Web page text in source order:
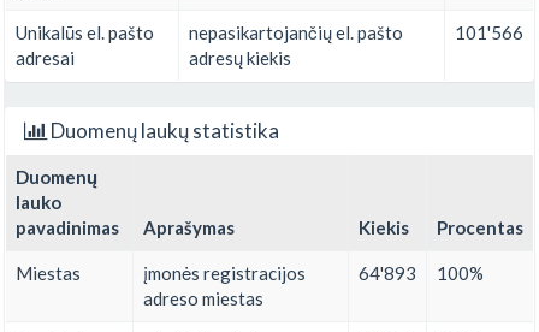
Unikalūs el. pašto
adresai
nepasikartojančių el. pašto
adresų kiekis
101'566
Duomenų laukų statistika
Duomenų
lauko
pavadinimas
Aprašymas Kiekis Procentas
Miestas
įmonės registracijos
adreso miestas
64'893 100%